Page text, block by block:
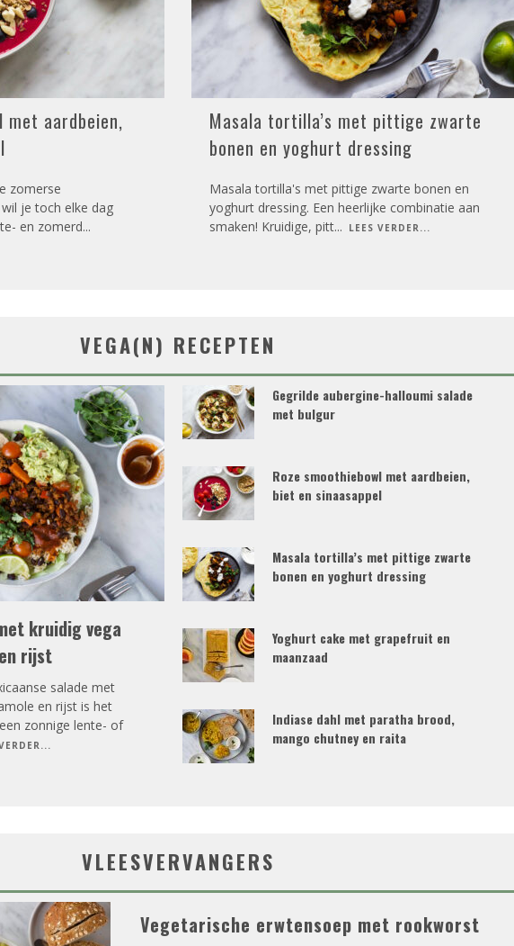
met aardbeien,
zomerse
je toch elke dag
en zomerd...
Masala tortilla’s met pittige zwarte
bonen en yoghurt dressing
Masala tortilla's met pittige zwarte bonen en
yoghurt dressing. Een heerlijke combinatie aan
smaken! Kruidige, pitt... LEES VERDER...
VEGA(N) RECEPTEN
kruidig vega
rijst
salade met
en rijst is het
zonnige lente- of
Gegrilde aubergine-halloumi salade
met bulgur
Roze smoothiebowl met aardbeien,
biet en sinaasappel
Masala tortilla’s met pittige zwarte
bonen en yoghurt dressing
Yoghurt cake met grapefruit en
maanzaad
Indiase dahl met paratha brood,
mango chutney en raita
VLEESVERVANGERS
Vegetarische erwtensoep met rookworst